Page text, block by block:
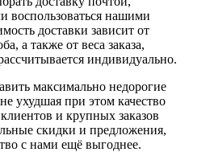
воспользоваться нашими
доставки зависит от
а также от веса заказа,
индивидуально.
максимально недорогие
ухудшая при этом качество
и крупных заказов
скидки и предложения,
с нами ещё выгоднее.